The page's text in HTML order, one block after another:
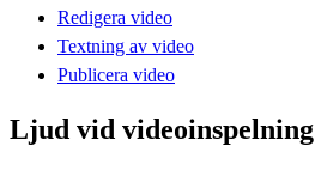
Redigera video
Textning av video
Publicera video
Ljud vid videoinspelning